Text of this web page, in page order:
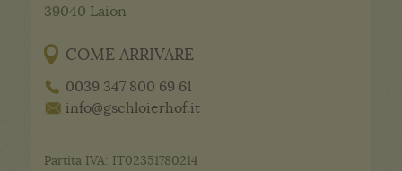
39040 Laion
COME ARRIVARE
0039 347 800 69 61
info@gschloierhof.it
Partita IVA: IT02351780214